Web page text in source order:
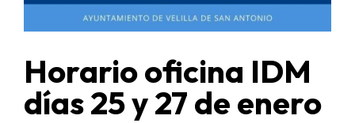
Horario oficina IDM
días 25 y 27 de enero